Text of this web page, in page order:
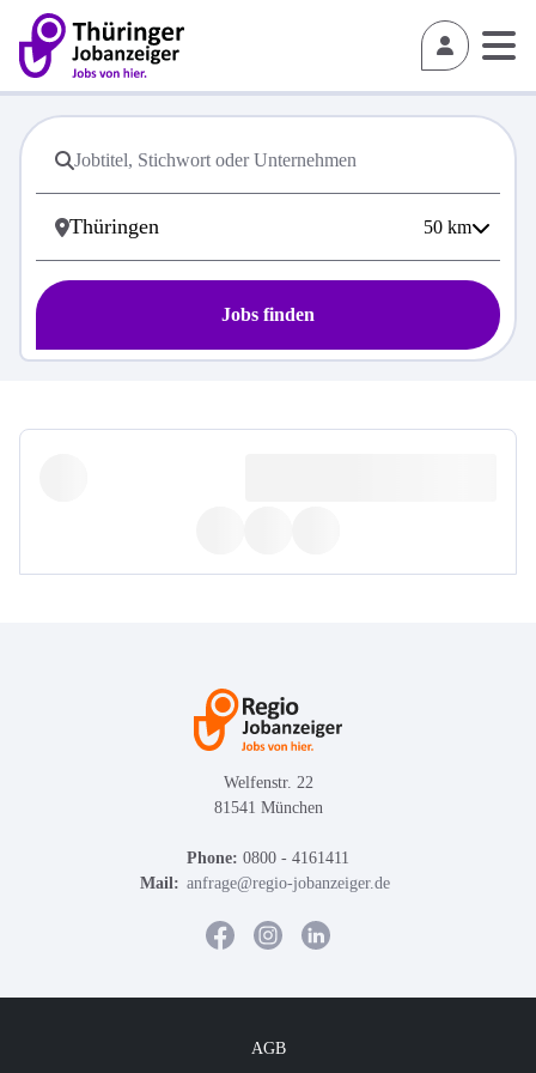
50 km
Jobs finden
Welfenstr. 22
81541 München
Phone: 0800 - 4161411
Mail: anfrage@regio-jobanzeiger.de
AGB